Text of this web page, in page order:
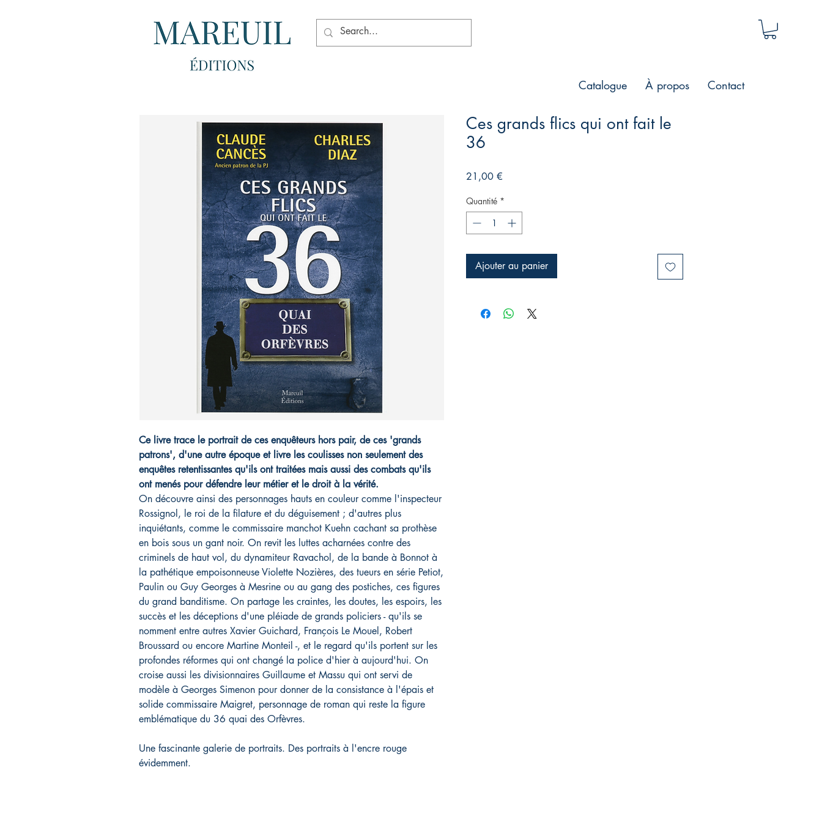
Catalogue À propos Contact
Ce livre trace le portrait de ces enquêteurs hors pair, de ces 'grands
patrons', d'une autre époque et livre les coulisses non seulement des
enquêtes retentissantes qu'ils ont traitées mais aussi des combats qu'ils
ont menés pour défendre leur métier et le droit à la vérité.
On découvre ainsi des personnages hauts en couleur comme l'inspecteur
Rossignol, le roi de la filature et du déguisement ; d'autres plus
inquiétants, comme le commissaire manchot Kuehn cachant sa prothèse
en bois sous un gant noir. On revit les luttes acharnées contre des
criminels de haut vol, du dynamiteur Ravachol, de la bande à Bonnot à
la pathétique empoisonneuse Violette Nozières, des tueurs en série Petiot,
Paulin ou Guy Georges à Mesrine ou au gang des postiches, ces figures
du grand banditisme. On partage les craintes, les doutes, les espoirs, les
succès et les déceptions d'une pléiade de grands policiers - qu'ils se
nomment entre autres Xavier Guichard, François Le Mouel, Robert
Broussard ou encore Martine Monteil -, et le regard qu'ils portent sur les
profondes réformes qui ont changé la police d'hier à aujourd'hui. On
croise aussi les divisionnaires Guillaume et Massu qui ont servi de
modèle à Georges Simenon pour donner de la consistance à l'épais et
solide commissaire Maigret, personnage de roman qui reste la figure
emblématique du 36 quai des Orfèvres.
Une fascinante galerie de portraits. Des portraits à l'encre rouge
évidemment.
Ces grands flics qui ont fait le
36
21,00 €
Quantité *
Ajouter au panier